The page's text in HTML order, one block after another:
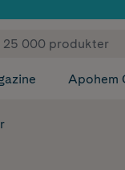
✓ Fri
Apohem